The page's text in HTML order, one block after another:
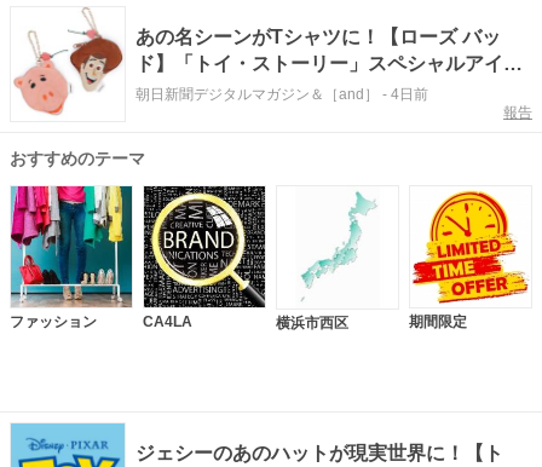
あの名シーンがTシャツに！【ローズ バッ
ド】「トイ・ストーリー」スペシャルアイテ
ムが8/4発売。ウッディやジェシーのグラフィ
朝日新聞デジタルマガジン＆［and］ - 4日前
報告
おすすめのテーマ
ファッション CA4LA 横浜市西区 期間限定
ジェシーのあのハットが現実世界に！【ト